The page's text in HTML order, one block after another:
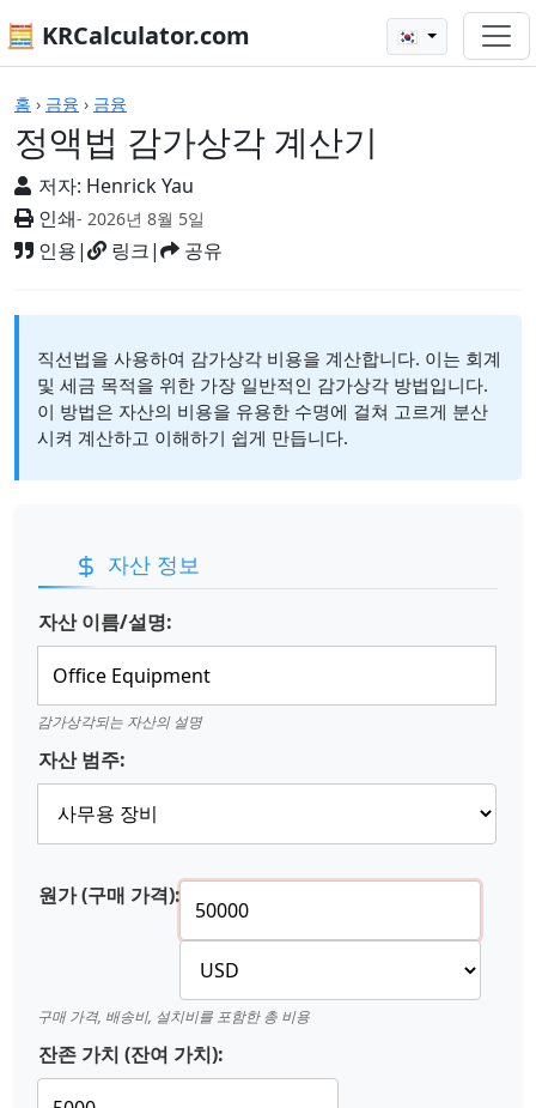
🧮 KRCalculator.com 🇰🇷
홈 › 금융 › 금융
정액법 감가상각 계산기
저자: Henrick Yau
인쇄- 2026년 8월 5일
인용| 링크| 공유
계산기
직선법을 사용하여 감가상각 비용을 계산합니다. 이는 회계
및 세금 목적을 위한 가장 일반적인 감가상각 방법입니다.
이 방법은 자산의 비용을 유용한 수명에 걸쳐 고르게 분산
시켜 계산하고 이해하기 쉽게 만듭니다.
자산 정보
자산 이름/설명:
감가상각되는 자산의 설명
자산 범주:
원가 (구매 가격):
구매 가격, 배송비, 설치비를 포함한 총 비용
잔존 가치 (잔여 가치):